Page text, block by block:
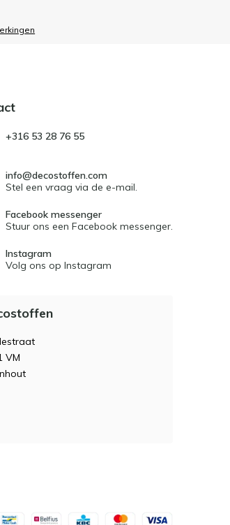
+316 53 28 76 55
info@decostoffen.com
Stel een vraag via de e-mail.
Facebook messenger
Stuur ons een Facebook messenger.
Instagram
Volg ons op Instagram
VM